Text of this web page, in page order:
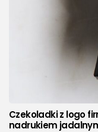
Czekoladki z logo
nadrukiem